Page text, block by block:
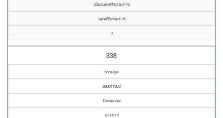
เมืองนครศรีธรรมราช
นครศรีธรรมราช
4
338
ธรรมยุต
680011903
วัดหนองนก
บางจาก